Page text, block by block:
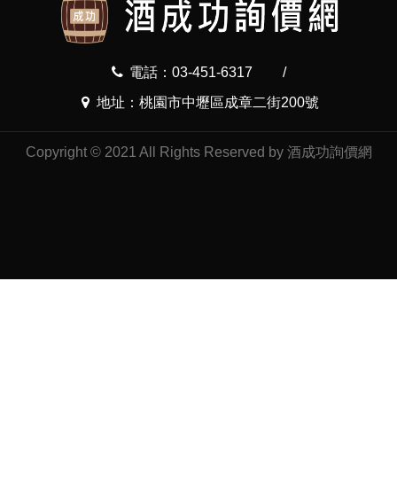
電話：03-451-6317
/
地址：桃園市中壢區成章二街200號
Copyright © 2021 All Rights Reserved by 酒成功詢價網